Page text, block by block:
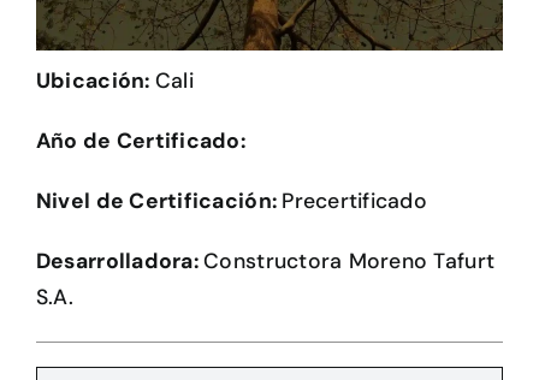
Herramientas
Credenciales
Plataforma CASA
Ubicación: Cali
Año de Certificado:
Nivel de Certificación: Precertificado
Desarrolladora:Constructora Moreno Tafurt
S.A.